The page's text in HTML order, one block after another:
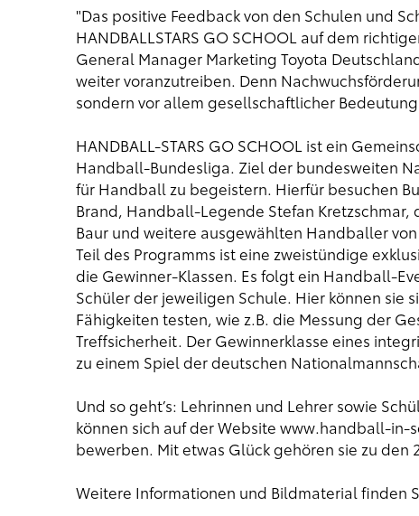
"Das positive Feedback von den Schulen und
HANDBALLSTARS GO SCHOOL auf dem
General Manager Marketing Toyota
weiter voranzutreiben. Denn
sondern vor allem gesellschaftlicher
HANDBALL-STARS GO SCHOOL ist ein
Handball-Bundesliga. Ziel der bundesweiten
für Handball zu begeistern. Hierfür besuchen
Brand, Handball-Legende Stefan Kretzschmar,
Baur und weitere ausgewählten Handballer
Teil des Programms ist eine zweistündige
die Gewinner-Klassen. Es folgt ein Handball-
Schüler der jeweiligen Schule. Hier können sie
Fähigkeiten testen, wie z.B. die Messung der
Treffsicherheit. Der Gewinnerklasse eines
zu einem Spiel der deutschen
Und so geht’s: Lehrinnen und Lehrer sowie
können sich auf der Website www.handball-in-
bewerben. Mit etwas Glück gehören sie zu den
Weitere Informationen und Bildmaterial finden